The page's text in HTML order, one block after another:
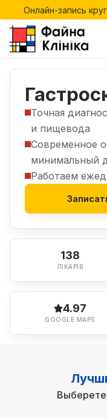
Онлайн-запись
Онлайн-запись
Услуги|Эндоскопия|
Точная
и пищевода
Современное
минимальный
Работаем
138
ЛІКАРІВ
4.97
GOOGLE MAPS
Выберете